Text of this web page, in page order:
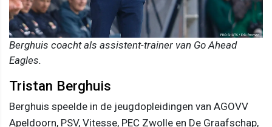
Berghuis coacht als assistent-trainer van Go Ahead
Eagles.
Tristan Berghuis
Berghuis speelde in de jeugdopleidingen van AGOVV
Apeldoorn, PSV, Vitesse, PEC Zwolle en De Graafschap,